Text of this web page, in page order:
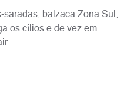
balzaca Zona Sul,
os cílios e de vez em